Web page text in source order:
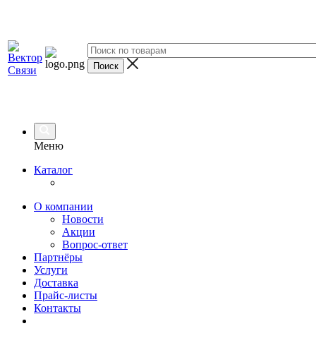
Меню
Каталог
О компании
Новости
Акции
Вопрос-ответ
Партнёры
Услуги
Доставка
Прайс-листы
Контакты